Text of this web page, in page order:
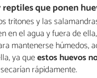
reptiles que ponen
tritones y las
en el agua y fuera de
mantenerse húmedos,
ya queestos huevos
rápidamente.